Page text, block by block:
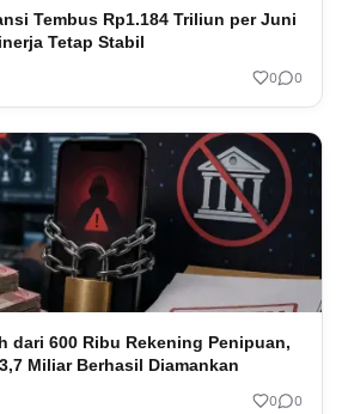
Tembus Rp1.184 Triliun per Juni
Tetap Stabil
0 0
dari 600 Ribu Rekening Penipuan,
Miliar Berhasil Diamankan
0 0